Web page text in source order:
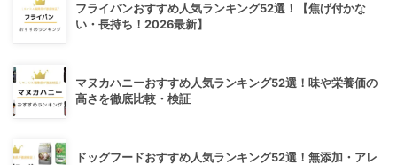
フライパンおすすめ人気ランキング52選！【焦げ付かな
い・長持ち！2026最新】
マヌカハニーおすすめ人気ランキング52選！味や栄養価の
高さを徹底比較・検証
ドッグフードおすすめ人気ランキング52選！無添加・アレ